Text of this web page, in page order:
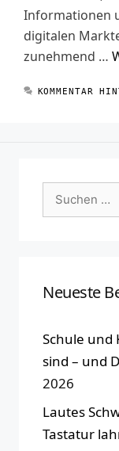
Informationen
digitalen
zunehmend …
KOMMENTAR
Suchen
nach:
Neueste
Schule und
sind – und
2026
Lautes
Tastatur